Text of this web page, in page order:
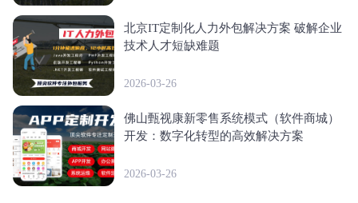
北京IT定制化人力外包解决方案 破解企业
技术人才短缺难题
2026-03-26
佛山甄视康新零售系统模式（软件商城）
开发：数字化转型的高效解决方案
2026-03-26